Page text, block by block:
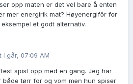
opp maten er det vel bare å enten
mer energirik mat? Høyenergifôr for
et godt alternativ.
I går, 07:09 AM
spist opp med en gang. Jeg har
både tørr for og vom men hun spiser